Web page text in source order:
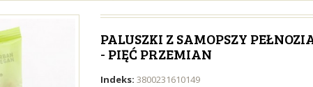
PALUSZKI Z SAMOPSZY
- PIĘĆ PRZEMIAN
Indeks: 3800231610149